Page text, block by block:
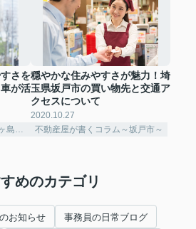
さを
が活
穏やかな住みやすさが魅力！埼
玉県坂戸市の買い物先と交通ア
クセスについて
2020.10.27
不動産屋が書くコラム～坂戸市～
めのカテゴリ
お知らせ 事務員の日常ブログ